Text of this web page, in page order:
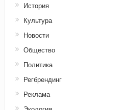
История
Культура
Новости
Общество
Политика
Регбрендинг
Реклама